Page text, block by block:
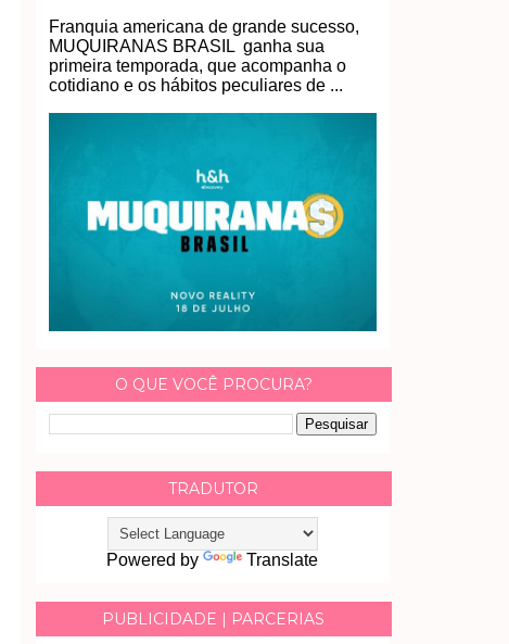
Franquia americana de grande sucesso,
MUQUIRANAS BRASIL ganha sua
primeira temporada, que acompanha o
cotidiano e os hábitos peculiares de ...
O QUE VOCÊ PROCURA?
TRADUTOR
Powered by Translate
PUBLICIDADE | PARCERIAS